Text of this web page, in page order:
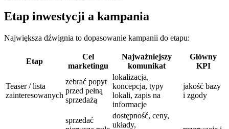
Etap inwestycji a kampania
Największa dźwignia to dopasowanie kampanii do etapu:
Etap
Cel
marketingu
Najważniejszy
komunikat
Główny
KPI
Teaser / lista
zainteresowanych
zebrać popyt
przed pełną
sprzedażą
lokalizacja,
koncepcja, typy
lokali, zapis na
informacje
jakość bazy
i zgody
sprzedać
dostępność, ceny,
układy,